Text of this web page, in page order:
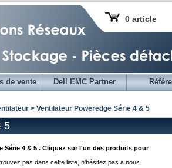
0 article
de vente Dell EMC Partner
> Ventilateur Poweredge Série 4 & 5
5
Série 4 & 5 . Cliquez sur l'un des produits pour
pas dans cette liste, n'hésitez pas a nous